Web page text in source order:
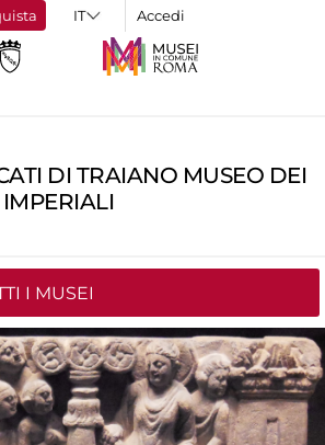
Accedi
DI TRAIANO MUSEO DEI
I MUSEI